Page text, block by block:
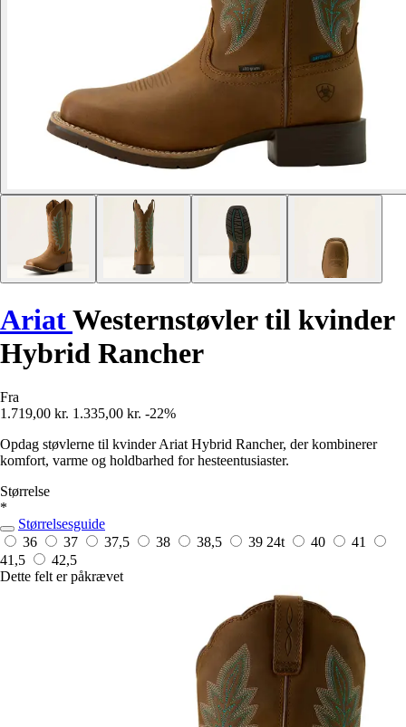
AriatWesternstøvler til kvinder
Hybrid Rancher
Fra
1.719,00 kr. 1.335,00 kr. -22%
Opdag støvlerne til kvinder Ariat Hybrid Rancher, der kombinerer
komfort, varme og holdbarhed for hesteentusiaster.
Størrelse
*
Størrelsesguide
36
37 37,5 38 38,5 39 24t 40
41
41,5
42,5
Dette felt er påkrævet